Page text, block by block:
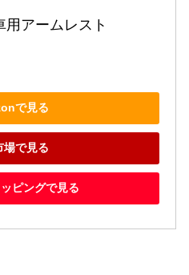
アームレスト
で見る
場で見る
ピングで見る